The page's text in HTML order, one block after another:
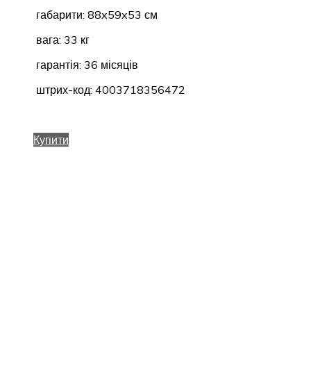
габарити: 88x59x53 см
вага: 33 кг
гарантія: 36 місяців
штрих-код: 4003718356472
Купити